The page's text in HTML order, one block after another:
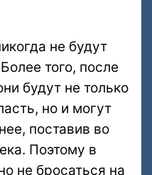
не будут
того, после
будут не только
но и могут
поставив во
Поэтому в
не бросаться на